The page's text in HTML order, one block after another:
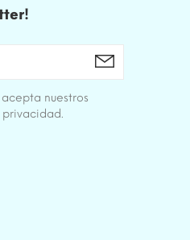
nuestros
privacidad.